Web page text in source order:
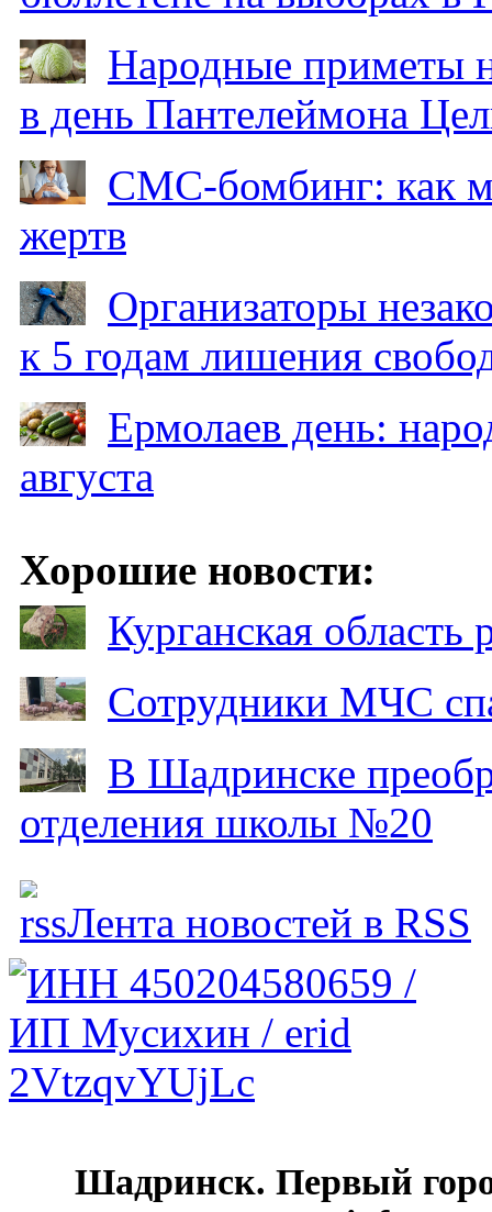
Народные приметы
в день Пантелеймона
СМС-бомбинг: как
жертв
Организаторы
к 5 годам лишения
Ермолаев день:
августа
Хорошие новости:
Курганская
Сотрудники МЧС
В Шадринске
отделения школы №20
Лента новостей в RSS
Шадринск. Первый